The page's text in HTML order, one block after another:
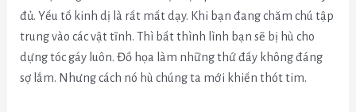
đủ. Yếu tố kinh dị là rất mất dạy. Khi bạn đang chăm chú tập
trung vào các vật tĩnh. Thì bất thình lình bạn sẽ bị hù cho
dựng tóc gáy luôn. Đồ họa làm những thứ đấy không đáng
sợ lắm. Nhưng cách nó hù chúng ta mới khiến thót tim.